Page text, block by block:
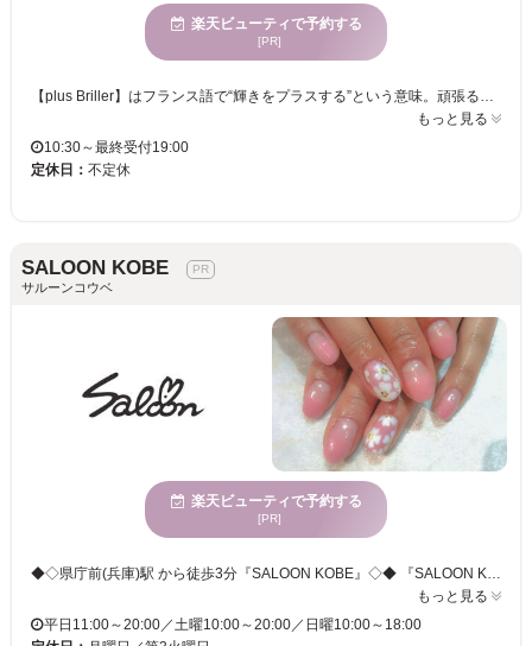
楽天ビューティで予約する
[PR]
【plus Briller】はフランス語で“輝きをプラスする”という意味。頑張る女性にキラキラと輝き続けてほしいという願いからつけられました★ 【自爪に優しい】 ☆パラジェル使用。自爪を削らず施術が出来るので、ネイルを繰り返して爪が薄くなった方、期間限定でしかつけられない方、自爪が弱く痛めたくない方に◎ ☆深爪育成メニュー有。ネイルプランナー取得。かみ癖、むしり癖などでお困りの方は、ご相談お待ちしております。 JNECネイリスト検定１級 JNAジェル検定上級、JNAネイルサロン衛生管理士、ネイルプランナー保持者！！ リクライニングチェアに座りながらフットマッサージでリラックス効果ＵＰ◎
もっと見る
10:30～最終受付19:00
定休日： 不定休
SALOON KOBE
サルーンコウベ
楽天ビューティで予約する
[PR]
もっと見る
平日11:00～20:00／土曜10:00～20:00／日曜10:00～18:00